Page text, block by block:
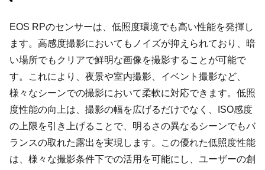
EOS RPのセンサーは、低照度環境でも高い性能を発揮し
ます。高感度撮影においてもノイズが抑えられており、暗
い場所でもクリアで鮮明な画像を撮影することが可能で
す。これにより、夜景や室内撮影、イベント撮影など、
様々なシーンでの撮影において柔軟に対応できます。低照
度性能の向上は、撮影の幅を広げるだけでなく、ISO感度
の上限を引き上げることで、明るさの異なるシーンでもバ
ランスの取れた露出を実現します。この優れた低照度性能
は、様々な撮影条件下での活用を可能にし、ユーザーの創